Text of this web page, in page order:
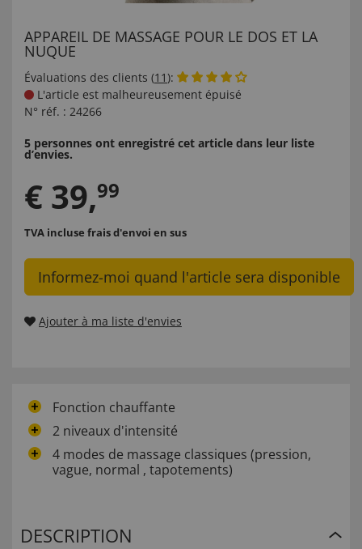
APPAREIL DE MASSAGE POUR LE DOS ET LA
NUQUE
Évaluations des clients (11):
L'article est malheureusement épuisé
N° réf. : 24266
5 personnes ont enregistré cet article dans leur liste
d’envies.
€ 39,99
TVA incluse frais d'envoi en sus
Informez-moi quand l'article sera disponible
Ajouter à ma liste d'envies
Fonction chauffante
2 niveaux d'intensité
4 modes de massage classiques (pression,
vague, normal , tapotements)
DESCRIPTION